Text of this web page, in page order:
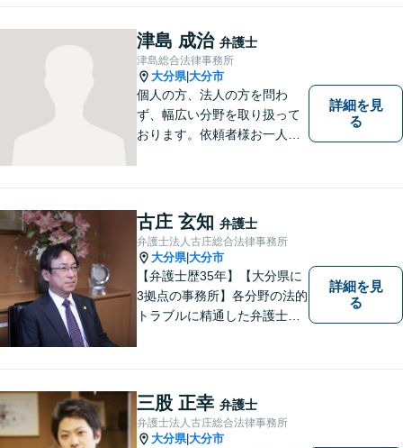
津島 成治 弁護士
津島総合法律事務所
大分県|大分市
個人の方、法人の方を問わ
ず、幅広い分野を取り扱って
おります。依頼者様お一人お
させていただきます。法律問
題でお困りの方はぜひご相談
ください。
詳細を見
る
古庄 玄知 弁護士
弁護士法人古庄総合法律事務所
大分県|大分市
【弁護士歴35年】【大分県に
3拠点の事務所】各分野の法的
トラブルに精通した弁護士で
します。お気軽に相談しやす
いアットホームな雰囲気の事
務所です。
詳細を見
る
三股 正幸 弁護士
弁護士法人古庄総合法律事務所
大分県|大分市